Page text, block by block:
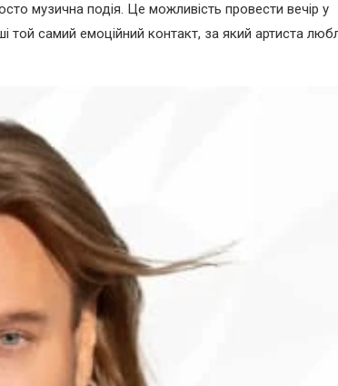
музична подія. Це можливість провести вечір у
той самий емоційний контакт, за який артиста